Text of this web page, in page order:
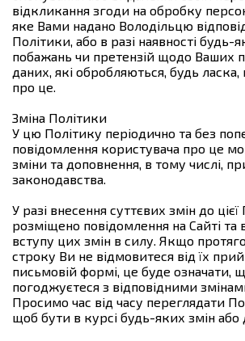
відкликання згоди на обробку
яке Вами надано Володільцю
Політики, або в разі наявності будь-
побажань чи претензій щодо Ваших
даних, які обробляються, будь
про це.
Зміна Політики
У цю Політику періодично та без
повідомлення користувача про це
зміни та доповнення, в тому числі,
законодавства.
У разі внесення суттєвих змін до
розміщено повідомлення на Сайті та
вступу цих змін в силу. Якщо
строку Ви не відмовитеся від їх
письмовій формі, це буде означати,
погоджуєтеся з відповідними
Просимо час від часу переглядати
щоб бути в курсі будь-яких змін або